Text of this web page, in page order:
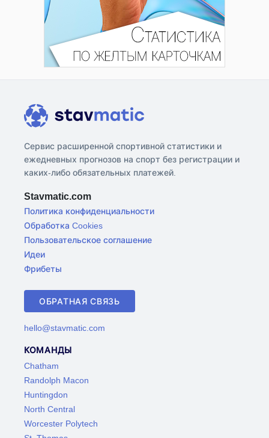
Сервис расширенной спортивной статистики и
ежедневных прогнозов на спорт без регистрации и
каких-либо обязательных платежей.
Stavmatic.com
Политика конфиденциальности
Обработка Cookies
Пользовательское соглашение
Идеи
Фрибеты
ОБРАТНАЯ СВЯЗЬ
hello@stavmatic.com
КОМАНДЫ
Chatham
Randolph Macon
Huntingdon
North Central
Worcester Polytech